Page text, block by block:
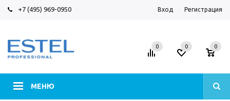
+7 (495) 969-0950 Вход Регистрация
МЕНЮ
0 0 0